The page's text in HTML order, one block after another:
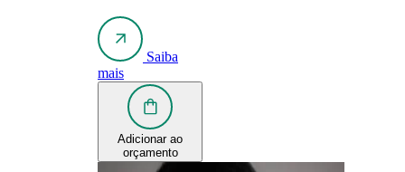
Saiba
mais
Adicionar ao
orçamento